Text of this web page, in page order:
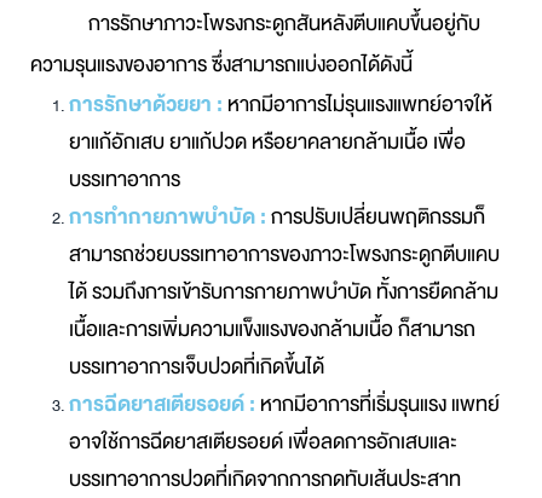
การรักษาภาวะโพรงกระดูกสันหลังตีบแคบขึ้นอยู่กับ
ความรุนแรงของอาการ ซึ่งสามารถแบ่งออกได้ดังนี้
การรักษาด้วยยา : หากมีอาการไม่รุนแรงแพทย์อาจให้
ยาแก้อักเสบ ยาแก้ปวด หรือยาคลายกล้ามเนื้อ เพื่อ
บรรเทาอาการ
การทำกายภาพบำบัด :การปรับเปลี่ยนพฤติกรรมก็
สามารถช่วยบรรเทาอาการของภาวะโพรงกระดูกตีบแคบ
ได้ รวมถึงการเข้ารับการกายภาพบำบัด ทั้งการยืดกล้าม
เนื้อและการเพิ่มความแข็งแรงของกล้ามเนื้อ ก็สามารถ
บรรเทาอาการเจ็บปวดที่เกิดขึ้นได้
การฉีดยาสเตียรอยด์ : หากมีอาการที่เริ่มรุนแรง แพทย์
อาจใช้การฉีดยาสเตียรอยด์ เพื่อลดการอักเสบและ
บรรเทาอาการปวดที่เกิดจากการกดทับเส้นประสาท